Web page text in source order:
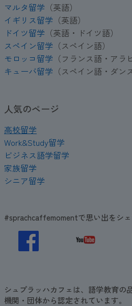
マルタ留学 （英語）
イギリス留学 （英語）
ドイツ留学 （英語・ドイツ語）
スペイン留学 （スペイン語）
モロッコ留学 （フランス語・アラ
キューバ留学 （スペイン語・ダン
人気のページ
高校留学
Work&Study留学
ビジネス語学留学
家族留学
シニア留学
#sprachcaffemomentで思い出をシェ
シュプラッハカフェは、語学教育の
機関・団体から認定されています。